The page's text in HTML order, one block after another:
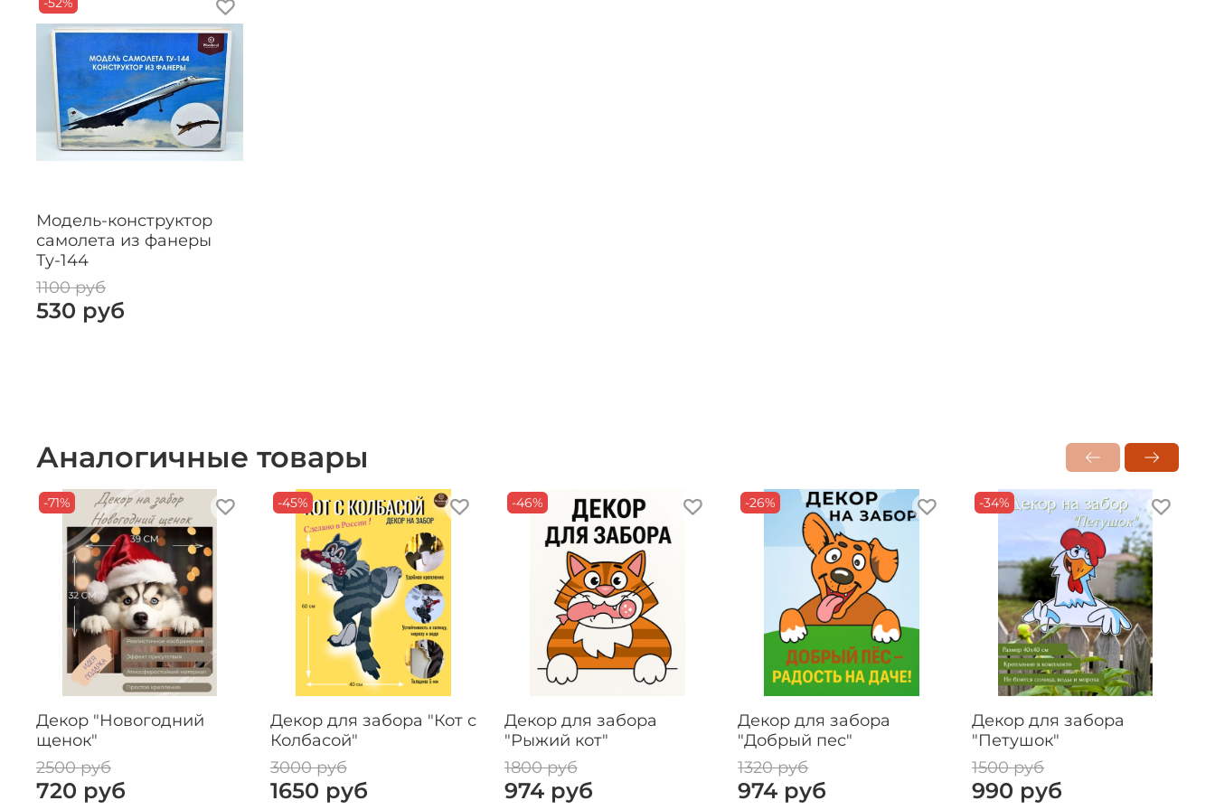
Модель-конструктор
самолета из фанеры
Ту-144
1100 руб
530 руб
Аналогичные товары
-71%
Декор "Новогодний
щенок"
2500 руб
720 руб
-45%
Декор для забора "Кот с
Колбасой"
3000 руб
1650 руб
-46%
Декор для забора
"Рыжий кот"
1800 руб
974 руб
-26%
Декор для забора
"Добрый пес"
1320 руб
974 руб
-34%
Декор для забора
"Петушок"
1500 руб
990 руб